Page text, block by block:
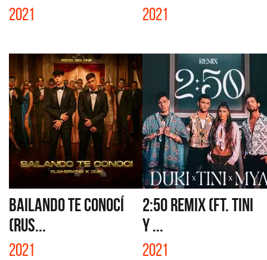
2021 2021
BAILANDO TE CONOCÍ
(RUS...
2021
2:50 REMIX (FT. TINI
Y ...
2021